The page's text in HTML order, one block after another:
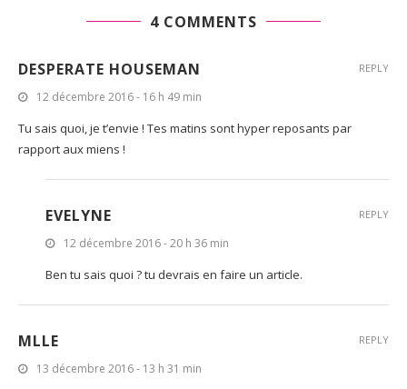
4 COMMENTS
DESPERATE HOUSEMAN
12 décembre 2016 - 16 h 49 min
Tu sais quoi, je t’envie ! Tes matins sont hyper reposants par
rapport aux miens !
REPLY
EVELYNE
12 décembre 2016 - 20 h 36 min
Ben tu sais quoi ? tu devrais en faire un article.
REPLY
MLLE
13 décembre 2016 - 13 h 31 min
REPLY